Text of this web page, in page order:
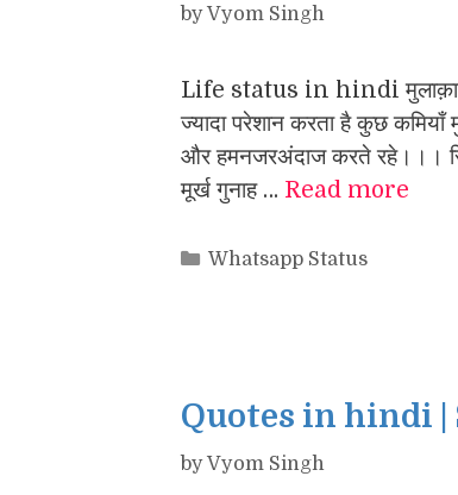
byVyom Singh
Life status in hindi मुलाक़ात
ज्यादा परेशान करता है कुछ कमियाँ
और हमनजरअंदाज करते रहे।।।
मूर्ख गुनाह … Read more
Categories
Whatsapp Status
Quotes in hindi
byVyom Singh